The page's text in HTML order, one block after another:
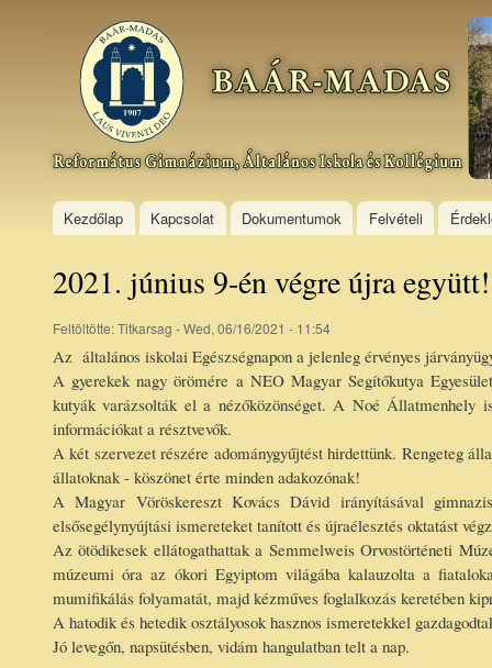
Baár–
Madas
Református
Gimnázium,
Általános
Kollégium
Kezdőlap Kapcsolat Dokumentumok Felvételi
2021. június 9-én végre újra együtt!
Feltöltötte:Titkarsag - Wed, 06/16/2021 - 11:54
Az általános iskolai Egészségnapon a jelenleg érvényes
A gyerekek nagy örömére a NEO Magyar Segítőkutya
kutyák varázsolták el a nézőközönséget. A Noé Állatmenhely
információkat a résztvevők.
A két szervezet részére adománygyűjtést hirdettünk. Rengeteg
állatoknak - köszönet érte minden adakozónak!
A Magyar Vöröskereszt Kovács Dávid irányításával
elsősegélynyújtási ismereteket tanított és újraélesztés oktatást
Az ötödikesek ellátogathattak a Semmelweis Orvostörténeti
múzeumi óra az ókori Egyiptom világába kalauzolta a
mumifikálás folyamatát, majd kézműves foglalkozás keretében
A hatodik és hetedik osztályosok hasznos ismeretekkel
Jó levegőn, napsütésben, vidám hangulatban telt a nap.